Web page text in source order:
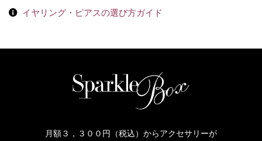
イヤリング・ピアスの選び方ガイド
月額３，３００円（税込）からアクセサリーが